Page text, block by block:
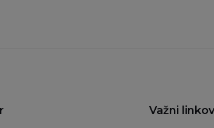
Važni